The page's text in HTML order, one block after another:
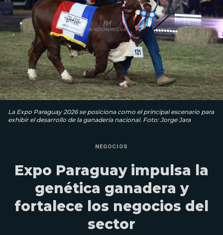
La Expo Paraguay 2026 se posiciona como el principal escenario para
exhibir el desarrollo de la ganadería nacional. Foto: Jorge Jara
NEGOCIOS
Expo Paraguay impulsa la
genética ganadera y
fortalece los negocios del
sector